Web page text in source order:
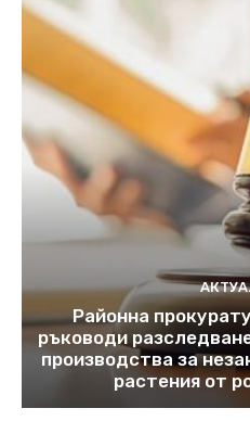
Районна
ръководи
производства за
растения от